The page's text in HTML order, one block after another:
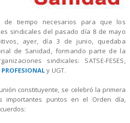
tiempo necesarios para que los
sindicales del pasado día 8 de mayo
ayer, día 3 de junio, quedaba
de Sanidad, formando parte de la
sindicales: SATSE-FESES,
y UGT.
constituyente, se celebró la primera
importantes puntos en el Orden día,